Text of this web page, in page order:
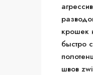
крошек
быстро
швов